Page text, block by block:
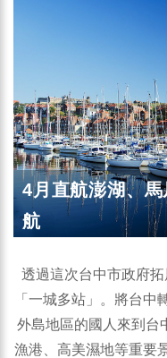
4月直航澎湖、
航
透過這次台中市政府拓
「一城多站」。將台
外島地區的國人來到台
漁港、高美濕地等重要